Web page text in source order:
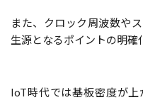
また、クロック周波数や
生源となるポイントの明確
IoT時代では基板密度が